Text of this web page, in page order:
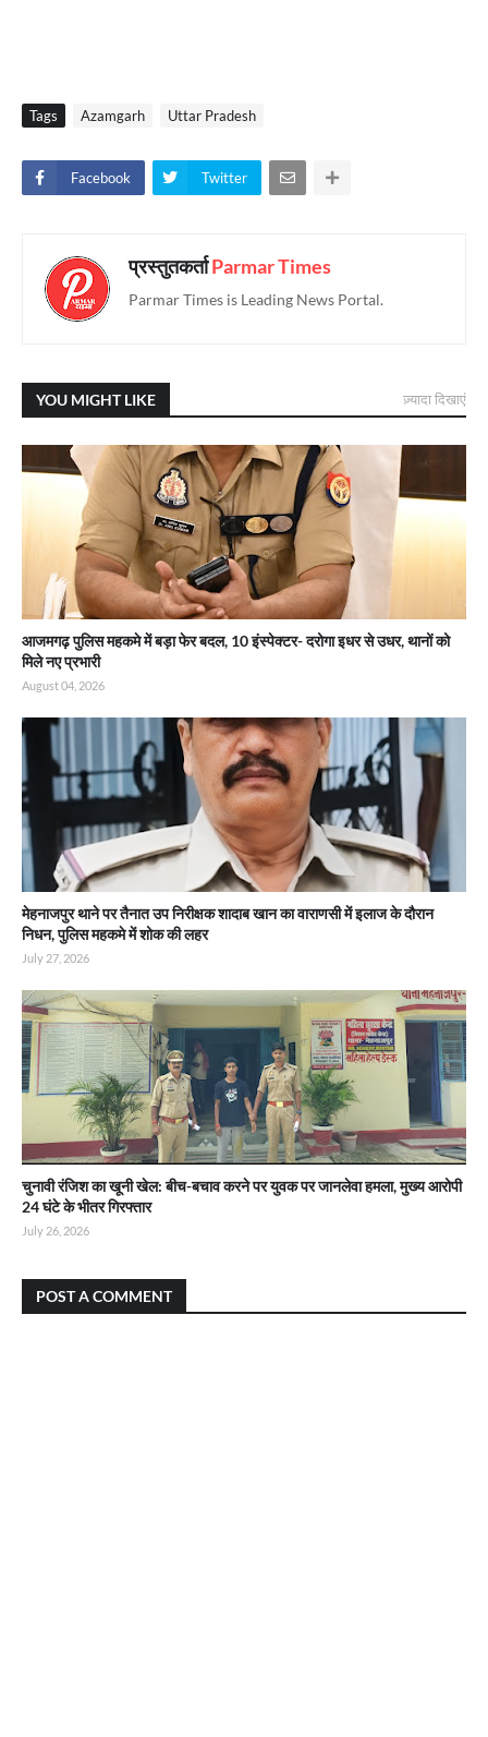
Tags Azamgarh Uttar Pradesh
Facebook Twitter
प्रस्तुतकर्ताParmar Times
Parmar Times is Leading News Portal.
YOU MIGHT LIKE ज़्यादा दिखाएं
आजमगढ़ पुलिस महकमे में बड़ा फेर बदल, 10 इंस्पेक्टर- दरोगा इधर से उधर, थानों को
मिले नए प्रभारी
August 04, 2026
मेहनाजपुर थाने पर तैनात उप निरीक्षक शादाब खान का वाराणसी में इलाज के दौरान
निधन, पुलिस महकमे में शोक की लहर
July 27, 2026
चुनावी रंजिश का खूनी खेल: बीच-बचाव करने पर युवक पर जानलेवा हमला, मुख्य आरोपी
24 घंटे के भीतर गिरफ्तार
July 26, 2026
POST A COMMENT